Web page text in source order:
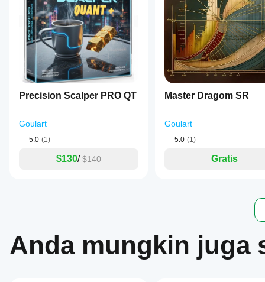
Precision Scalper PRO QT
Goulart
5.0 (1)
$130/ $140
Master Dragom SR
Goulart
5.0 (1)
Gratis
Anda mungkin juga